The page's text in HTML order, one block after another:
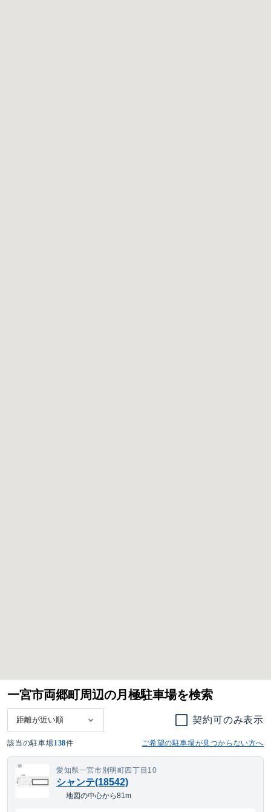
一宮市両郷町周辺の月極駐車場を検索
契約可のみ表示
該当の駐車場138件 ご希望の駐車場が見つからない方へ
愛知県一宮市別明町四丁目10
シャンテ(18542)
地図の中心から81m